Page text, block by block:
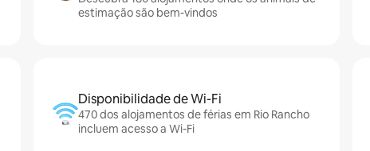
estimação são bem-vindos
Disponibilidade de Wi-Fi
470 dos alojamentos de férias em Rio Rancho
incluem acesso a Wi-Fi